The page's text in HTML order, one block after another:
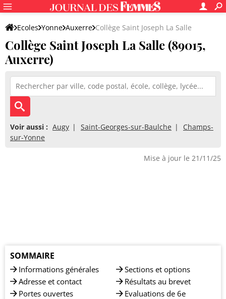
Ecoles Yonne Auxerre Collège Saint Joseph La Salle
Collège Saint Joseph La Salle (89015,
Auxerre)
Voir aussi : Augy Saint-Georges-sur-Baulche
Champs-
sur-Yonne
Mise à jour le 21/11/25
SOMMAIRE
Informations générales
Adresse et contact
Portes ouvertes
Sections et options
Résultats au brevet
Evaluations de 6e